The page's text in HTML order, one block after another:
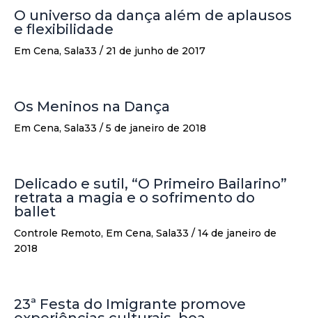
O universo da dança além de aplausos
e flexibilidade
Em Cena, Sala33 / 21 de junho de 2017
Os Meninos na Dança
Em Cena, Sala33 / 5 de janeiro de 2018
Delicado e sutil, “O Primeiro Bailarino”
retrata a magia e o sofrimento do
ballet
Controle Remoto, Em Cena, Sala33 / 14 de janeiro de
2018
23ª Festa do Imigrante promove